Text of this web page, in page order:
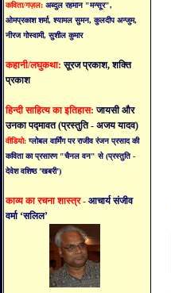
कविता/गज़ल: अब्दुल रहमान "मन्सूर",
ओमप्रकाश शर्मा, श्यामल सुमन, कुलदीप अन्जुम,
नीरज गोस्वामी, सुशील कुमार
कहानी/लघुकथा:सूरज प्रकाश, शक्ति
प्रकाश
हिन्दी साहित्य का इतिहास:जायसी और
उनका पद्मावत (प्रस्तुति - अजय यादव)
वीडियो: ग्लोबल वार्मिंग पर राजीव रंजन प्रसाद की
कविता का प्रसारण "चैनल वन" से (प्रस्तुति -
देवेश वशिष्ठ ’खबरी’)
काव्य का रचना शास्त्र - आचार्य संजीव
वर्मा ‘सलिल’